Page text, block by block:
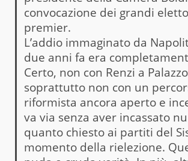
convocazione dei grandi
premier.
L’addio immaginato da
due anni fa era
Certo, non con Renzi a
soprattutto non con un
riformista ancora aperto e
va via senza aver incassato
quanto chiesto ai partiti del
momento della rielezione.